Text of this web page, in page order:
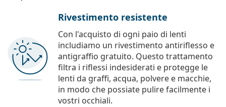
Rivestimento resistente
Con l'acquisto di ogni paio di lenti
includiamo un rivestimento antiriflesso e
antigraffio gratuito. Questo trattamento
filtra i riflessi indesiderati e protegge le
lenti da graffi, acqua, polvere e macchie,
in modo che possiate pulire facilmente i
vostri occhiali.